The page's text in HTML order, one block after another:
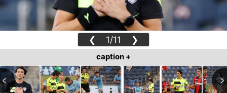
❮ 1/11 ❯
caption +